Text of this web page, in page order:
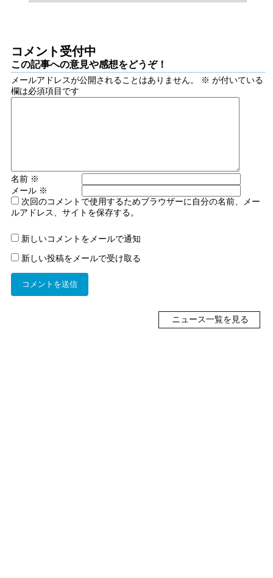
コメント受付中
この記事への意見や感想をどうぞ！
メールアドレスが公開されることはありません。 ※ が付いている
欄は必須項目です
名前 ※
メール ※
次回のコメントで使用するためブラウザーに自分の名前、メー
ルアドレス、サイトを保存する。
新しいコメントをメールで通知
新しい投稿をメールで受け取る
ニュース一覧を見る